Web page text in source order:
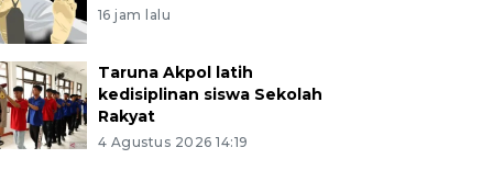
16 jam lalu
Taruna Akpol latih
kedisiplinan siswa Sekolah
Rakyat
4 Agustus 2026 14:19